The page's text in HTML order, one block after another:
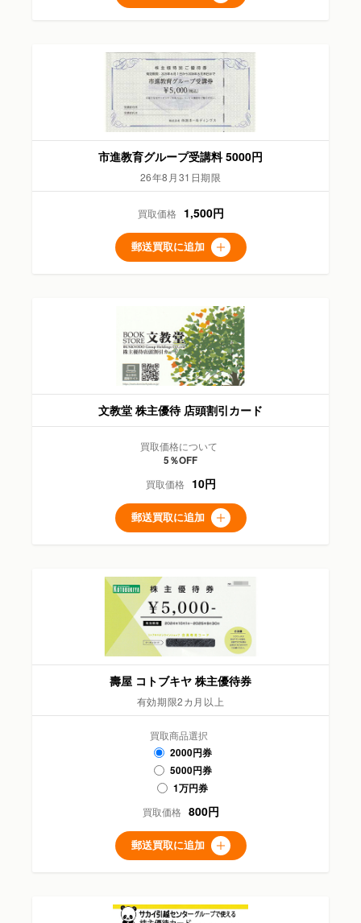
市進教育グループ受講料 5000円
26年8月31日期限
買取価格 1,500円
郵送買取に追加
文教堂 株主優待 店頭割引カード
買取価格について
5％OFF
買取価格
10円
郵送買取に追加
壽屋 コトブキヤ 株主優待券
有効期限2カ月以上
買取商品選択
2000円券
5000円券
1万円券
買取価格 800円
郵送買取に追加